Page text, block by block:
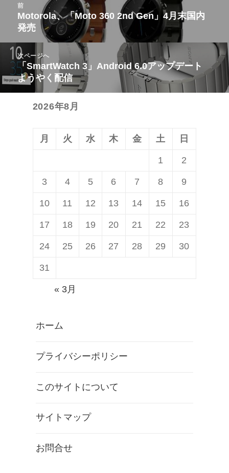
ビ
シ
前
前
の
投
稿:
Motorola、「Moto 360 2nd Gen」4月末国内
発売
次ページへ
次
の
投
「SmartWatch 3」Android 6.0アップデート
ようやく配信
2026年8月
月 火 水 木 金 土 日
1 2
3 4 5 6 7 8 9
10 11 12 13 14 15 16
17 18 19 20 21 22 23
24 25 26 27 28 29 30
31
« 3月
ホーム
プライバシーポリシー
このサイトについて
サイトマップ
お問合せ